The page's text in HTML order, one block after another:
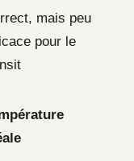
mais peu
pour le